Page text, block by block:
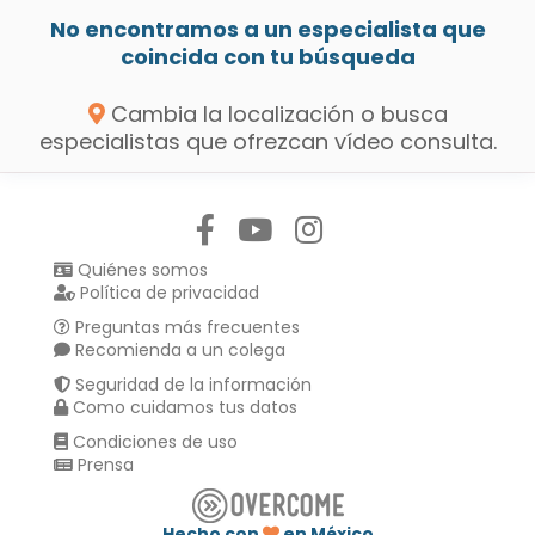
No encontramos a un especialista que
coincida con tu búsqueda
Cambia la localización o busca
especialistas que ofrezcan vídeo consulta.
Quiénes somos
Política de privacidad
Preguntas más frecuentes
Recomienda a un colega
Seguridad de la información
Como cuidamos tus datos
Condiciones de uso
Prensa